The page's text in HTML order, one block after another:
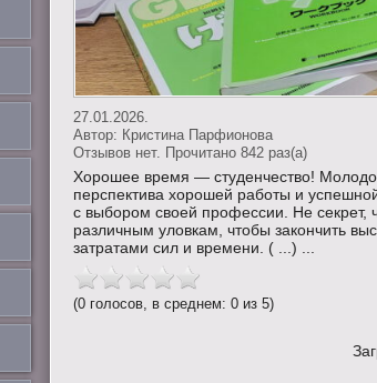
27.01.2026.
Автор: Кристина Парфионова
Отзывов нет. Прочитано 842 раз(a)
Хорошее время — студенчество!
перспектива хорошей работы и
с выбором своей профессии. Не секрет,
различным уловкам, чтобы закончить
затратами сил и времени. ( ...) ...
(0 голосов, в среднем: 0 из 5)